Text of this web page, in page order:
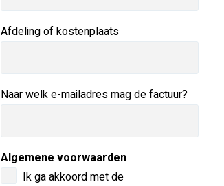
Afdeling of kostenplaats
Naar welk e-mailadres mag de factuur?
Algemene voorwaarden
Ik ga akkoord met de